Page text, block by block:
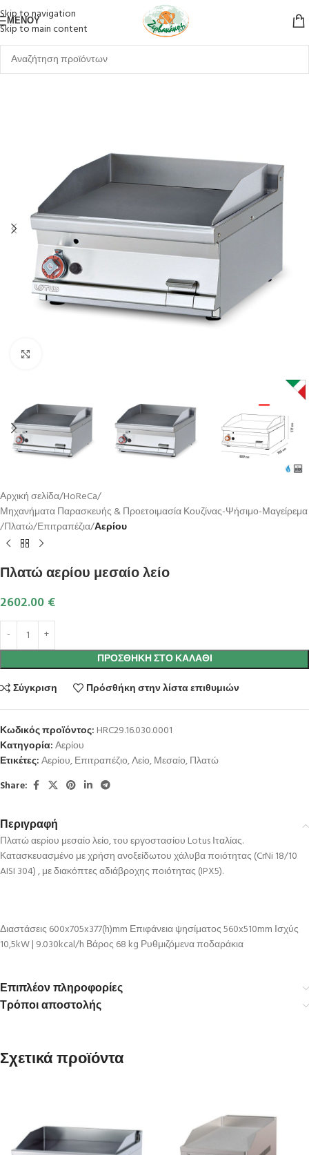
Skip to navigation
Skip to main content
ΜΕΝΟΎ
Αρχική σελίδα HoReCa
Μηχανήματα Παρασκευής & Προετοιμασία Κουζίνας-Ψήσιμο-Μαγείρεμα
Πλατώ Επιτραπέζια Αερίου
Πλατώ αερίου μεσαίο λείο
2602.00 €
ΠΡΟΣΘΉΚΗ ΣΤΟ ΚΑΛΆΘΙ
Σύγκριση
Πρόσθήκη στην λίστα επιθυμιών
Κωδικός προϊόντος: HRC29.16.030.0001
Κατηγορία:Αερίου
Ετικέτες:Αερίου,Επιτραπέζιο,Λείο,Μεσαίο,Πλατώ
Share:
Περιγραφή
Πλατώ αερίου μεσαίο λείο, του εργοστασίου Lotus Ιταλίας.
Κατασκευασμένο με χρήση ανοξείδωτου χάλυβα ποιότητας (CrNi 18/10
AISI 304) , με διακόπτες αδιάβροχης ποιότητας (IPX5).
Διαστάσεις 600x705x377(h)mm Επιφάνεια ψησίματος 560x510mm Ισχύς
10,5kW | 9.030kcal/h Βάρος 68 kg Ρυθμιζόμενα ποδαράκια
Επιπλέον πληροφορίες
Τρόποι αποστολής
Σχετικά προϊόντα